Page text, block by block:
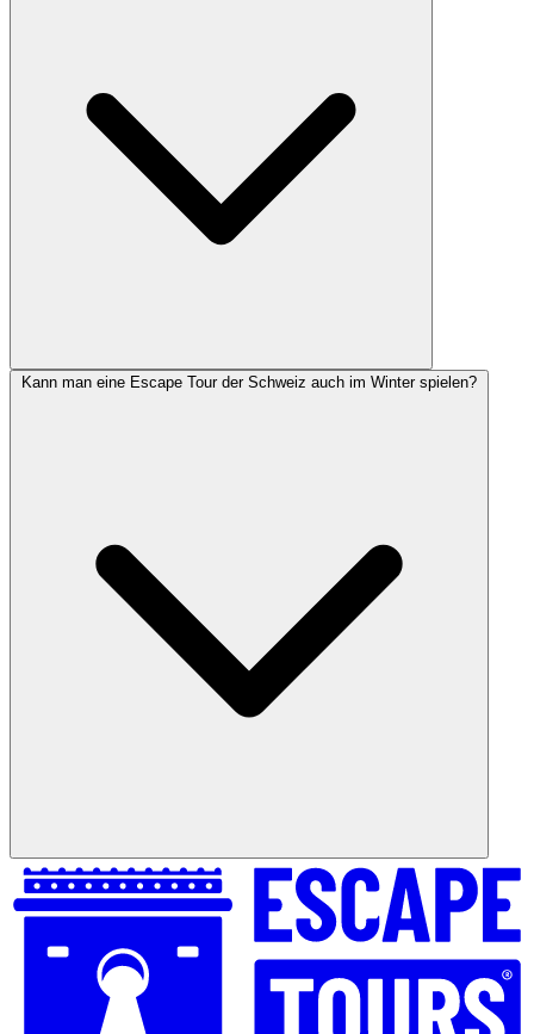
Kann man eine Escape Tour der Schweiz auch im Winter spielen?